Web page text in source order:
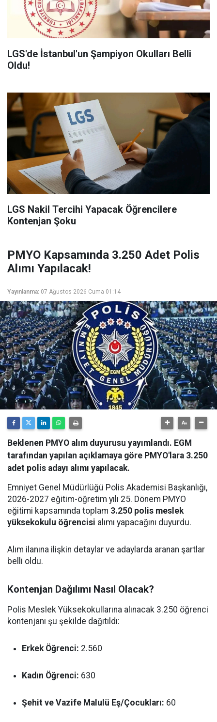
LGS'de İstanbul'un Şampiyon Okulları Belli
Oldu!
LGS Nakil Tercihi Yapacak Öğrencilere
Kontenjan Şoku
PMYO Kapsamında 3.250 Adet Polis
Alımı Yapılacak!
Yayınlanma: 07 Ağustos 2026 Cuma 01:14
Beklenen PMYO alım duyurusu yayımlandı. EGM
tarafından yapılan açıklamaya göre PMYO'lara 3.250
adet polis adayı alımı yapılacak.
Emniyet Genel Müdürlüğü Polis Akademisi Başkanlığı,
2026-2027 eğitim-öğretim yılı 25. Dönem PMYO
eğitimi kapsamında toplam 3.250 polis meslek
yüksekokulu öğrencisi alımı yapacağını duyurdu.
Alım ilanına ilişkin detaylar ve adaylarda aranan şartlar
belli oldu.
Kontenjan Dağılımı Nasıl Olacak?
Polis Meslek Yüksekokullarına alınacak 3.250 öğrenci
kontenjanı şu şekilde dağıtıldı:
Erkek Öğrenci: 2.560
Kadın Öğrenci: 630
Şehit ve Vazife Malulü Eş/Çocukları: 60